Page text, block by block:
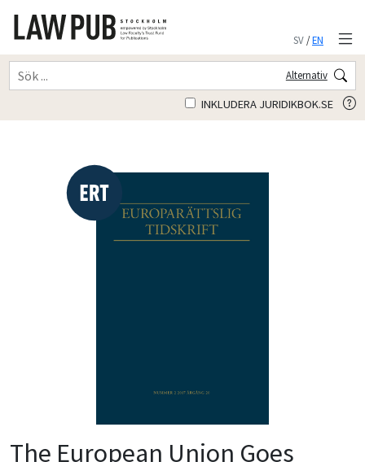
SV/EN
Alternativ
INKLUDERA JURIDIKBOK.SE
The European Union Goes